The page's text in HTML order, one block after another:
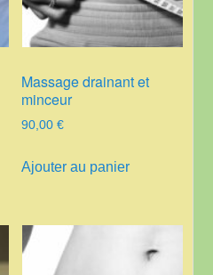
Massage drainant et
minceur
90,00 €
Ajouter au panier